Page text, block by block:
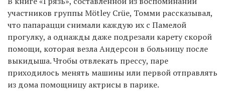
участников группы Mötley Crüe, Томми рассказывал,
что папарацци снимали каждую их с Памелой
прогулку, а однажды даже подрезали карету скорой
помощи, которая везла Андерсон в больницу после
выкидыша. Чтобы отвлекать прессу, паре
приходилось менять машины или первой отправлять
из дома помощницу актрисы в парике.